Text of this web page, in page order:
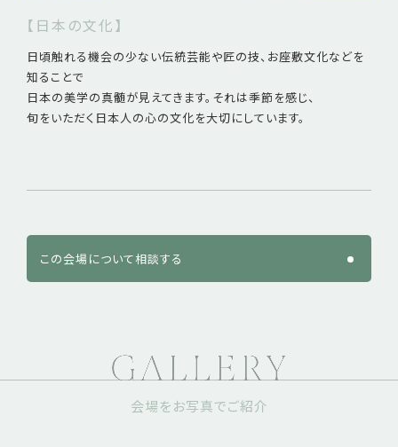
【日本の文化】
日頃触れる機会の少ない伝統芸能や匠の技、お座敷文化などを
知ることで
日本の美学の真髄が見えてきます。それは季節を感じ、
旬をいただく日本人の心の文化を大切にしています。
この会場について相談する
会場をお写真でご紹介